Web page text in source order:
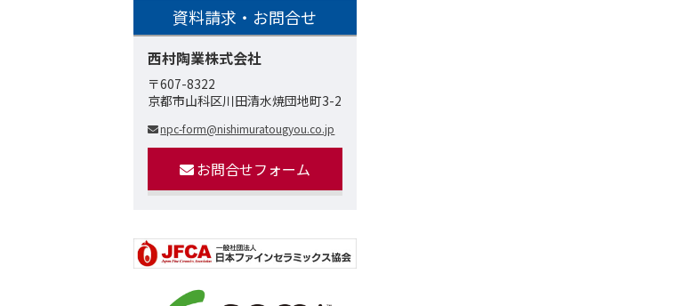
資料請求・お問合せ
西村陶業株式会社
〒607-8322
京都市山科区川田清水焼団地町3-2
npc-form@nishimuratougyou.co.jp
お問合せフォーム